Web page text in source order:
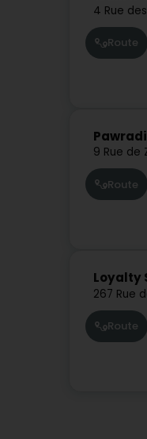
4 Rue
Route
9 Rue de
Route
Loyalty
267 Rue
Route